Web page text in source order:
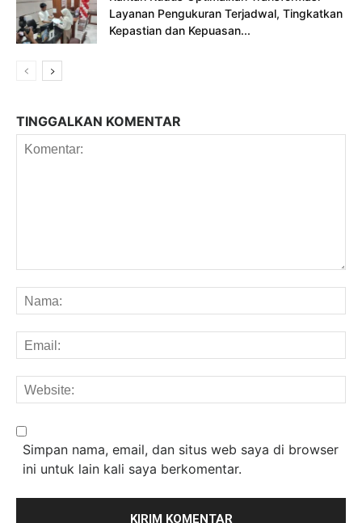
Layanan Pengukuran Terjadwal, Tingkatkan
Kepastian dan Kepuasan...
TINGGALKAN KOMENTAR
Simpan nama, email, dan situs web saya di browser
ini untuk lain kali saya berkomentar.